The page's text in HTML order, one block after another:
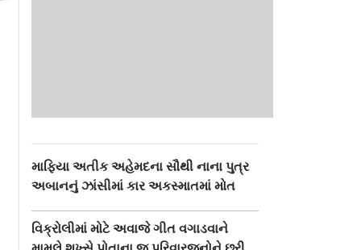
માફિયા અતીક અહેમદના સૌથી નાના પુત્ર
અબાનનું ઝાંસીમાં કાર અકસ્માતમાં મોત
વિક્રોલીમાં મોટે અવાજે ગીત વગાડવાને